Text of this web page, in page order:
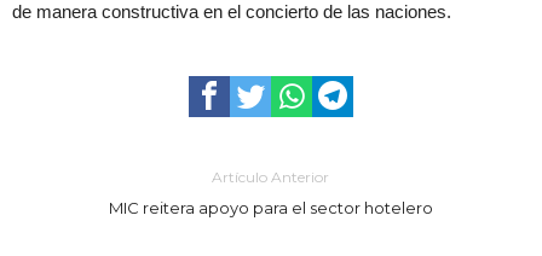
de manera constructiva en el concierto de las naciones.
Artículo Anterior
MIC reitera apoyo para el sector hotelero